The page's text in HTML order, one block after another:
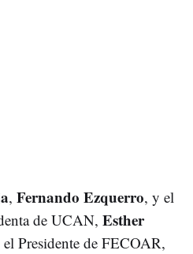
, Fernando Ezquerro, y el
de UCAN, Esther
Presidente de FECOAR,